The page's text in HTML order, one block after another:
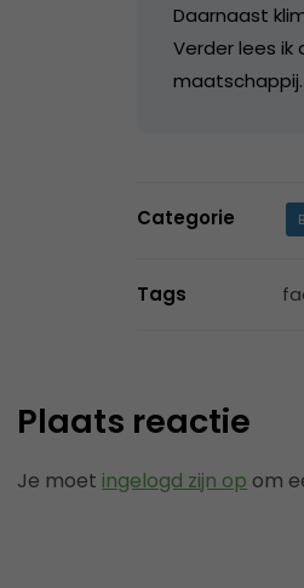
Daarnaast
Verder lees ik
Categorie
Tags
Plaats reactie
Je moet ingelogd zijn op om